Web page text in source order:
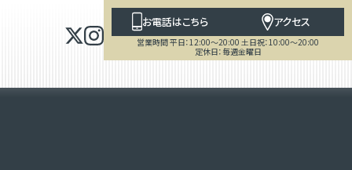
お電話はこちら アクセス
営業時間 平日：12:00～20:00 土日祝：10:00～20:00
定休日：毎週金曜日